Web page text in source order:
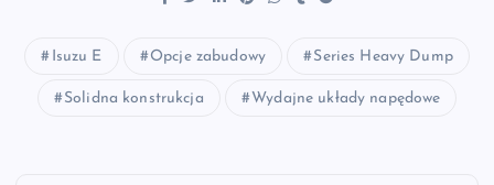
Isuzu E Opcje zabudowy Series Heavy Dump
Solidna konstrukcja Wydajne układy napędowe